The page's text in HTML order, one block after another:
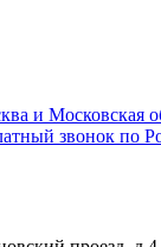
и Московская
звонок по